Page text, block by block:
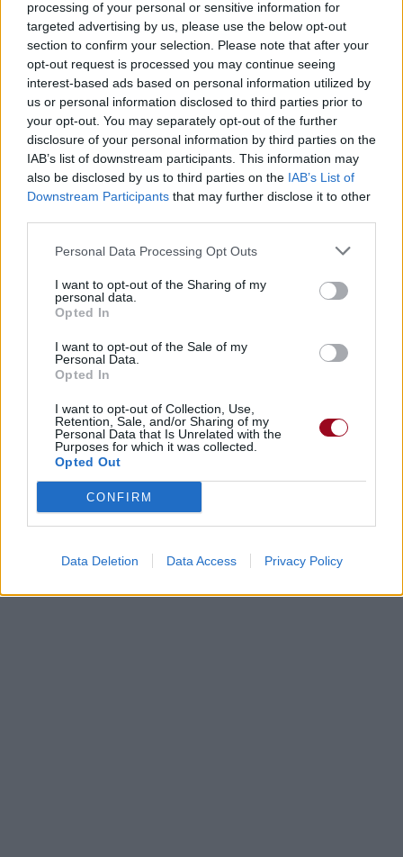
processing of your personal or sensitive information for
targeted advertising by us, please use the below opt-out
section to confirm your selection. Please note that after your
opt-out request is processed you may continue seeing
interest-based ads based on personal information utilized by
us or personal information disclosed to third parties prior to
your opt-out. You may separately opt-out of the further
disclosure of your personal information by third parties on the
IAB’s list of downstream participants. This information may
also be disclosed by us to third parties on the IAB’s List of
Downstream Participants that may further disclose it to other
Personal Data Processing Opt Outs
I want to opt-out of the Sharing of my
personal data.
Opted In
I want to opt-out of the Sale of my
Personal Data.
Opted In
I want to opt-out of Collection, Use,
Retention, Sale, and/or Sharing of my
Personal Data that Is Unrelated with the
Purposes for which it was collected.
Opted Out
CONFIRM
Data Deletion Data Access Privacy Policy
Paroles + Traduction Téléchargement
Vidéos
Commentaires
Voir la vidéo de «Jack The Ripper»
Concert/Live Concert/Live
Paroles + Traduction
Commentaires
Dire «merci» pour cette traduction